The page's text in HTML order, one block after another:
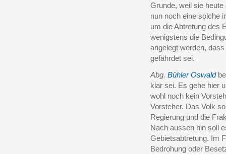
Grunde, weil sie
nun noch eine solche
um die Abtretung des
wenigstens die
angelegt werden,
gefährdet sei.
Abg. Bühler Oswald
klar sei. Es gehe hier
wohl noch kein
Vorsteher. Das Volk
Regierung und die
Nach aussen hin soll
Gebietsabtretung. Im
Bedrohung oder